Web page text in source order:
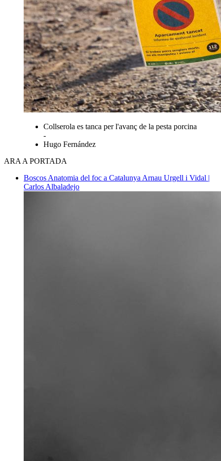
Collserola es tanca per l'avanç de la pesta porcina
-
Hugo Fernández
ARA A PORTADA
Boscos Anatomia del foc a Catalunya Arnau Urgell i Vidal |
Carlos Albaladejo